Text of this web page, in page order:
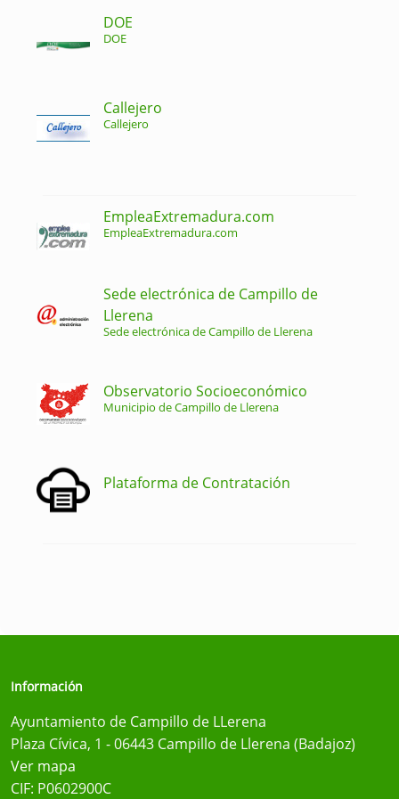
DOE
DOE
Callejero
Callejero
EmpleaExtremadura.com
EmpleaExtremadura.com
Sede electrónica de Campillo de
Llerena
Sede electrónica de Campillo de Llerena
Observatorio Socioeconómico
Municipio de Campillo de Llerena
Plataforma de Contratación
Información
Ayuntamiento de Campillo de LLerena
Plaza Cívica, 1 - 06443 Campillo de Llerena (Badajoz)
Ver mapa
CIF: P0602900C